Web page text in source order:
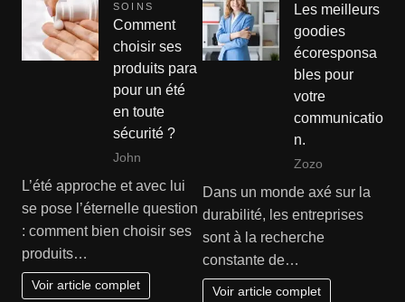
SOINS
Comment
choisir ses
produits para
pour un été
en toute
sécurité ?
John
L’été approche et avec lui
se pose l’éternelle question
: comment bien choisir ses
produits…
Voir article complet
Les meilleurs
goodies
écoresponsa
bles pour
votre
communicatio
n.
Zozo
Dans un monde axé sur la
durabilité, les entreprises
sont à la recherche
constante de…
Voir article complet